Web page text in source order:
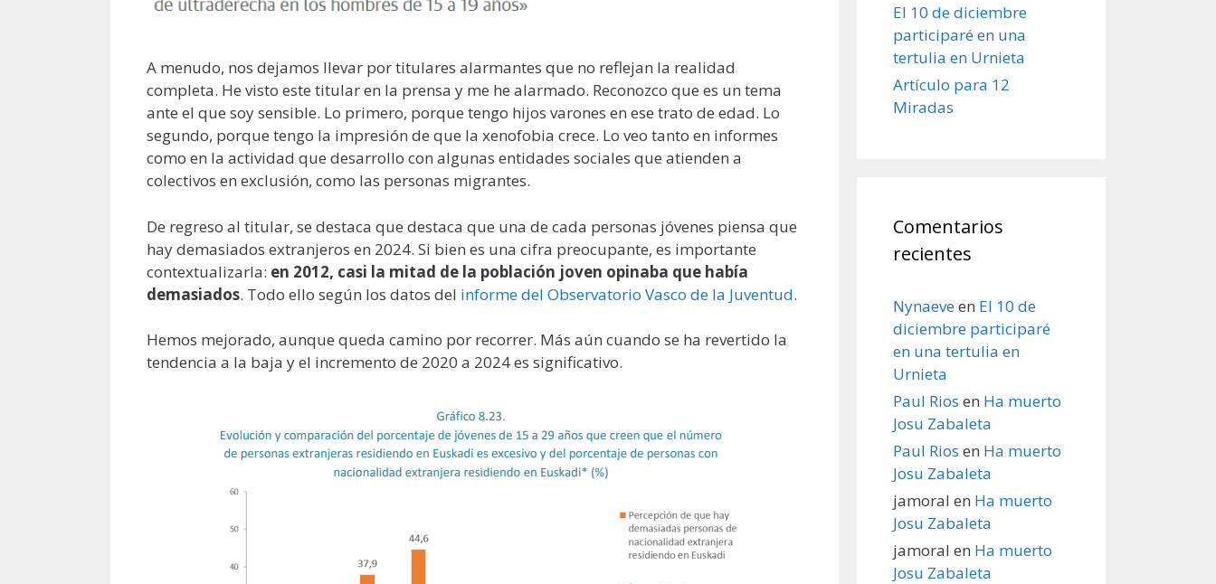
A menudo, nos dejamos llevar por titulares alarmantes que no reflejan la realidad
completa. He visto este titular en la prensa y me he alarmado. Reconozco que es un tema
ante el que soy sensible. Lo primero, porque tengo hijos varones en ese trato de edad. Lo
segundo, porque tengo la impresión de que la xenofobia crece. Lo veo tanto en informes
como en la actividad que desarrollo con algunas entidades sociales que atienden a
colectivos en exclusión, como las personas migrantes.
De regreso al titular, se destaca que destaca que una de cada personas jóvenes piensa que
hay demasiados extranjeros en 2024. Si bien es una cifra preocupante, es importante
contextualizarla: en 2012, casi la mitad de la población joven opinaba que había
demasiados. Todo ello según los datos del informe del Observatorio Vasco de la Juventud.
Hemos mejorado, aunque queda camino por recorrer. Más aún cuando se ha revertido la
tendencia a la baja y el incremento de 2020 a 2024 es significativo.
El 10 de diciembre
participaré en una
tertulia en Urnieta
Artículo para 12
Miradas
Comentarios
recientes
Nynaeveen El 10 de
diciembre participaré
en una tertulia en
Urnieta
Paul Rios en Ha muerto
Josu Zabaleta
Paul Rios en Ha muerto
Josu Zabaleta
jamoral en Ha muerto
Josu Zabaleta
jamoral en Ha muerto
Josu Zabaleta